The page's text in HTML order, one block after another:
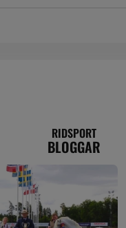
RIDSPORT
BLOGGAR